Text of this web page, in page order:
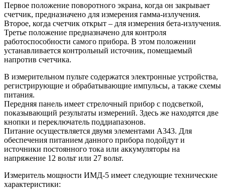
Первое положение поворотного экрана, когда он закрывает
счетчик, предназначено для измерения гамма-излучения.
Второе, когда счетчик открыт – для измерения бета-излучения.
Третье положение предназначено для контроля
работоспособности самого прибора. В этом положении
устанавливается контрольный источник, помещаемый
напротив счетчика.
В измерительном пульте содержатся электронные устройства,
регистрирующие и обрабатывающие импульсы, а также схемы
питания.
Передняя панель имеет стрелочный прибор с подсветкой,
показывающий результаты измерений. Здесь же находятся две
кнопки и переключатель поддиапазонов.
Питание осуществляется двумя элементами А343. Для
обеспечения питанием данного прибора подойдут и
источники постоянного тока или аккумуляторы на
напряжение 12 вольт или 27 вольт.
Измеритель мощности ИМД-5 имеет следующие технические
характеристики: